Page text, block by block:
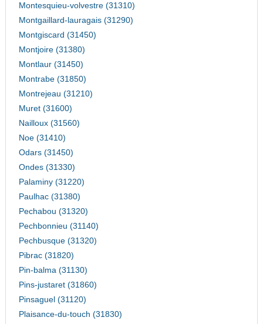
Montesquieu-volvestre (31310)
Montgaillard-lauragais (31290)
Montgiscard (31450)
Montjoire (31380)
Montlaur (31450)
Montrabe (31850)
Montrejeau (31210)
Muret (31600)
Nailloux (31560)
Noe (31410)
Odars (31450)
Ondes (31330)
Palaminy (31220)
Paulhac (31380)
Pechabou (31320)
Pechbonnieu (31140)
Pechbusque (31320)
Pibrac (31820)
Pin-balma (31130)
Pins-justaret (31860)
Pinsaguel (31120)
Plaisance-du-touch (31830)